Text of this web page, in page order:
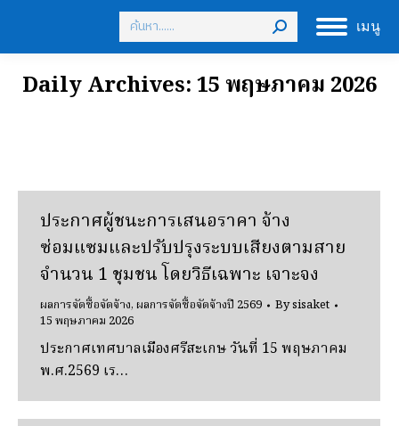
เมนู
Search:
Daily Archives:15 พฤษภาคม 2026
ประกาศผู้ชนะการเสนอราคา จ้าง
ซ่อมแซมและปรับปรุงระบบเสียงตามสาย
จํานวน 1 ชุมชน โดยวิธีเฉพาะ เจาะจง
ผลการจัดซื้อจัดจ้าง,ผลการจัดซื้อจัดจ้างปี 2569 Bysisaket
15 พฤษภาคม 2026
ประกาศเทศบาลเมืองศรีสะเกษ วันที่ 15 พฤษภาคม
พ.ศ.2569 เร…